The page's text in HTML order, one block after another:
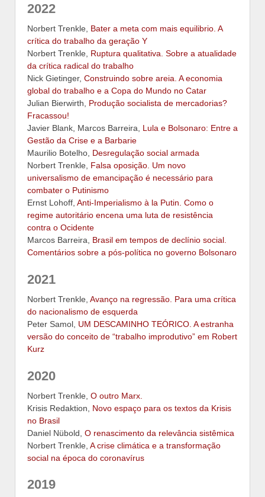
2022
Norbert Trenkle, Bater a meta com mais equilibrio. A
crítica do trabalho da geração Y
Norbert Trenkle, Ruptura qualitativa. Sobre a atualidade
da crítica radical do trabalho
Nick Gietinger, Construindo sobre areia. A economia
global do trabalho e a Copa do Mundo no Catar
Julian Bierwirth, Produção socialista de mercadorias?
Fracassou!
Javier Blank, Marcos Barreira, Lula e Bolsonaro: Entre a
Gestão da Crise e a Barbarie
Maurilio Botelho, Desregulação social armada
Norbert Trenkle, Falsa oposição. Um novo
universalismo de emancipação é necessário para
combater o Putinismo
Ernst Lohoff, Anti-Imperialismo à la Putin. Como o
regime autoritário encena uma luta de resistência
contra o Ocidente
Marcos Barreira, Brasil em tempos de declínio social.
Comentários sobre a pós-política no governo Bolsonaro
2021
Norbert Trenkle, Avanço na regressão. Para uma crítica
do nacionalismo de esquerda
Peter Samol, UM DESCAMINHO TEÓRICO. A estranha
versão do conceito de “trabalho improdutivo” em Robert
Kurz
2020
Norbert Trenkle, O outro Marx.
Krisis Redaktion, Novo espaço para os textos da Krisis
no Brasil
Daniel Nübold, O renascimento da relevância sistêmica
Norbert Trenkle, A crise climática e a transformação
social na época do coronavírus
2019